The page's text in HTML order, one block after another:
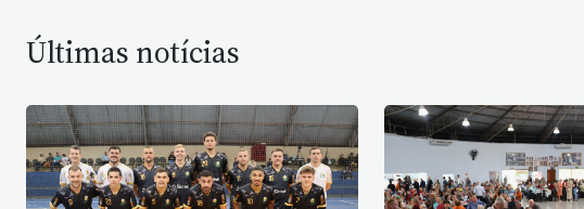
Últimas notícias